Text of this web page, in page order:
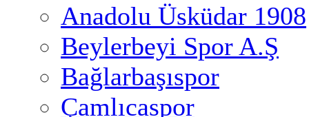
Anadolu Üsküdar 1908
Beylerbeyi Spor A.Ş
Bağlarbaşıspor
Çamlıcaspor